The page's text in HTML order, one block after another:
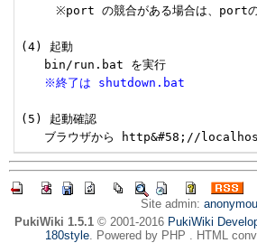
※port の競合がある場合は、portの変
(4) 起動
bin/run.bat を実行
※終了は shutdown.bat
(5) 起動確認
Site admin:
PukiWiki 1.5.1© 2001-2016 PukiWiki
180style. Powered by PHP . HTML